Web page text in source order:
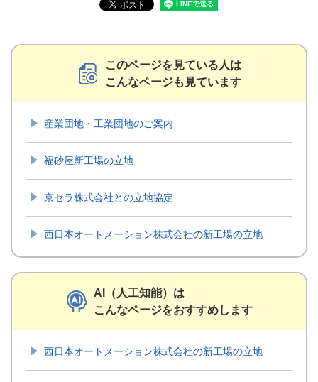
このページを見ている人は
こんなページも見ています
産業団地・工業団地のご案内
福砂屋新工場の立地
京セラ株式会社との立地協定
西日本オートメーション株式会社の新工場の立地
AI（人工知能）は
こんなページをおすすめします
西日本オートメーション株式会社の新工場の立地